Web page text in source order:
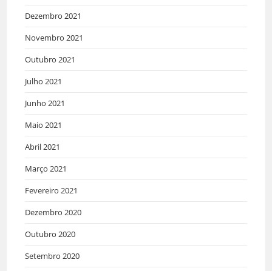
Dezembro 2021
Novembro 2021
Outubro 2021
Julho 2021
Junho 2021
Maio 2021
Abril 2021
Março 2021
Fevereiro 2021
Dezembro 2020
Outubro 2020
Setembro 2020